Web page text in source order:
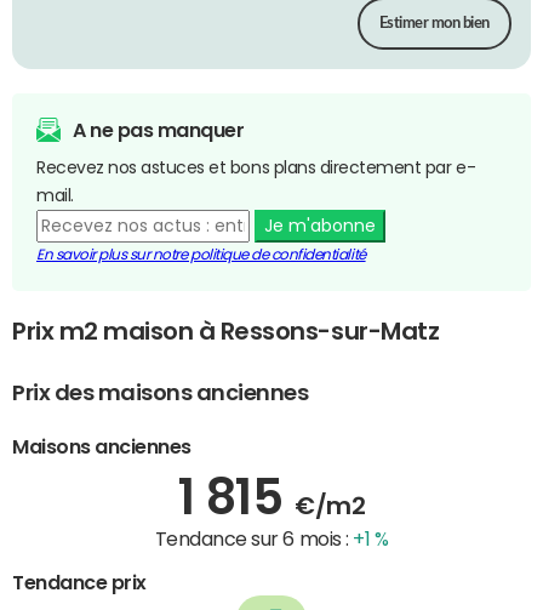
Estimer mon bien
A ne pas manquer
Recevez nos astuces et bons plans directement par e-
mail.
Je m'abonne
En savoir plus sur notre politique de confidentialité
Prix m2 maison à Ressons-sur-Matz
Prix des maisons anciennes
Maisons anciennes
1 815 €/m2
Tendance sur 6 mois : +1 %
Tendance prix